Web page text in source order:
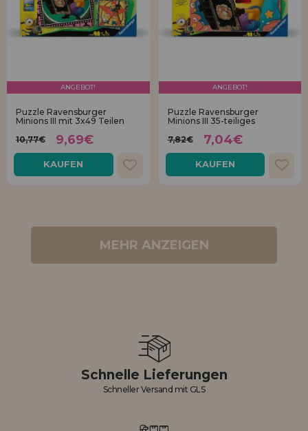
ANGEBOT!
Puzzle Ravensburger
Minions III mit 3x49 Teilen
10,77€
9,69€
KAUFEN
ANGEBOT!
Puzzle Ravensburger
Minions III 35-teiliges
7,82€
7,04€
KAUFEN
MEHR ANZEIGEN
Schnelle Lieferungen
Schneller Versand mit GLS